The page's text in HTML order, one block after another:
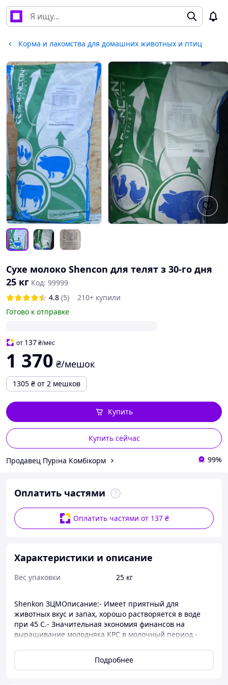
Корма и лакомства для домашних животных и птиц
Сухе молоко Shencon для телят з 30-го дня
25 кг Код: 99999
4.8 (5)
210+ купили
Готово к отправке
от 137₴/мес
1 370 ₴/мешок
1305 ₴ от 2 мешков
Купить сейчас
Купить
Продавец Пуріна Комбікорм 99%
Оплатить частями
Оплатить частями от 137 ₴
Характеристики и описание
Вес упаковки 25 кг
Shenkon ЗЦМОписание:- Имеет приятный для
животных вкус и запах, хорошо растворяется в воде
при 45 С.- Значительная экономия финансов на
выращивание молодняка КРС в молочный период.-
передающихся через цельное молоко.- Универсален,
может использоваться для кормления телят и свиней в
Подробнее